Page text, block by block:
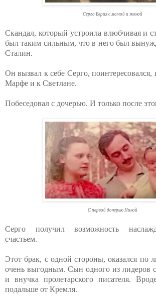
Серго Берия с мамой и женой
Скандал, который устроила влюбчивая и
был таким сильным, что в него был
Сталин.
Он вызвал к себе Серго, поинтересовался,
Марфе и к Светлане.
Побеседовал с дочерью. И только после
С первой дочерью Ниной
Серго получил возможность
счастьем.
Этот брак, с одной стороны, оказался по
очень выгодным. Сын одного из лидеров
и внучка пролетарского писателя.
подальше от Кремля.